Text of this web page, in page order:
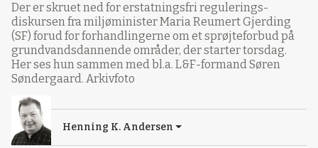
Der er skruet ned for erstatningsfri regulerings-
diskursen fra miljøminister Maria Reumert Gjerding
(SF) forud for forhandlingerne om et sprøjteforbud på
grundvandsdannende områder, der starter torsdag.
Her ses hun sammen med bl.a. L&F-formand Søren
Søndergaard. Arkivfoto
Henning K. Andersen